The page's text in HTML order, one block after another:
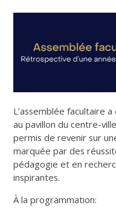
L’assemblée facultaire
au pavillon du centre-
permis de revenir sur
marquée par des
pédagogie et en
inspirantes.
À la programmation: